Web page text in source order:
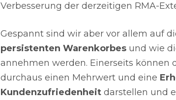
Verbesserung der derzeitigen RMA-
Gespannt sind wir aber vor allem auf
persistenten Warenkorbes und wie
annehmen werden. Einerseits können
durchaus einen Mehrwert und eine
Kundenzufriedenheit darstellen und